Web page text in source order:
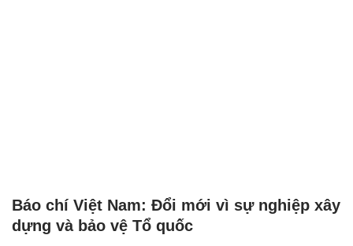
Báo chí Việt Nam: Đổi mới vì sự nghiệp xây
dựng và bảo vệ Tổ quốc